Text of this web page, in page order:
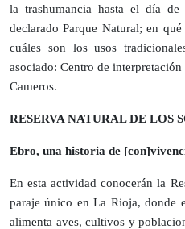
la trashumancia hasta el día
declarado Parque Natural; en
cuáles son los usos
asociado: Centro de
Cameros.
RESERVA NATURAL DE LOS
Ebro, una historia de
En esta actividad conocerán la
paraje único en La Rioja, donde
alimenta aves, cultivos y